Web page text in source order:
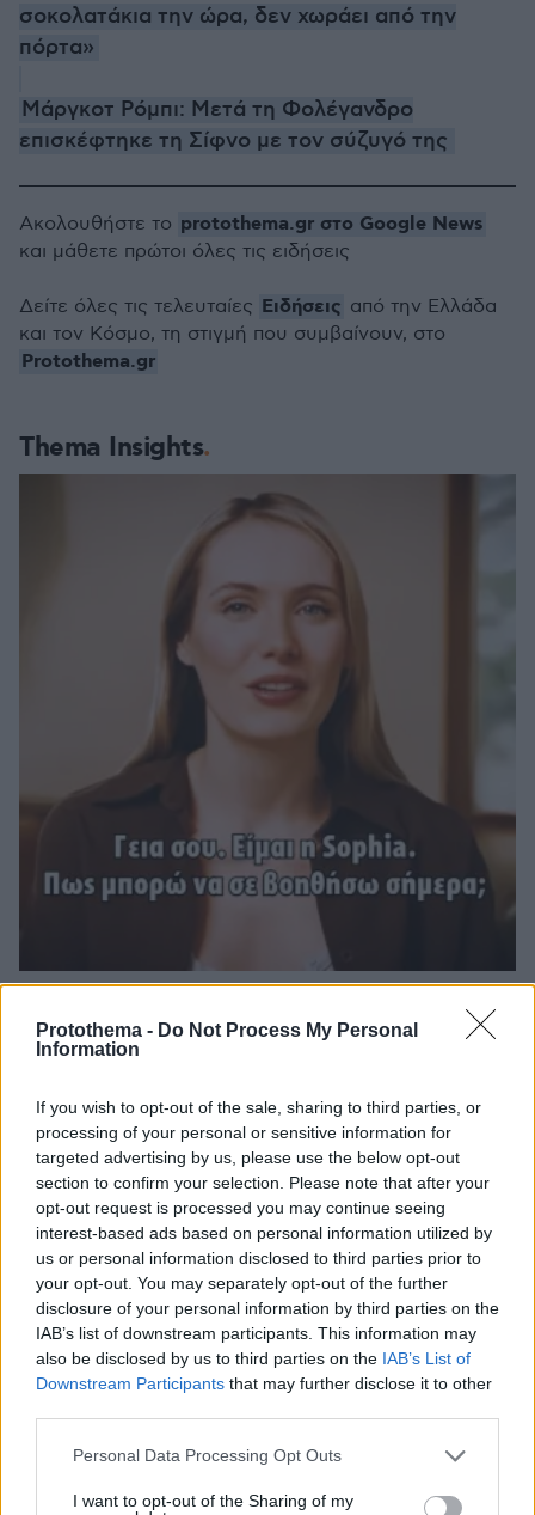
Protothema - Do Not Process My Personal
Information
If you wish to opt-out of the sale, sharing to third parties, or
processing of your personal or sensitive information for
targeted advertising by us, please use the below opt-out
section to confirm your selection. Please note that after your
opt-out request is processed you may continue seeing
interest-based ads based on personal information utilized by
us or personal information disclosed to third parties prior to
your opt-out. You may separately opt-out of the further
disclosure of your personal information by third parties on the
IAB’s list of downstream participants. This information may
also be disclosed by us to third parties on the IAB’s List of
Downstream Participants that may further disclose it to other
Please note that this website/app uses one or more Google
not limited to your visit or usage behaviour. You may click to
Personal Data Processing Opt Outs
I want to opt-out of the Sharing of my
σοκολατάκια την ώρα, δεν χωράει από την
πόρτα»
Μάργκοτ Ρόμπι: Μετά τη Φολέγανδρο
επισκέφτηκε τη Σίφνο με τον σύζυγό της
Thema Insights
Το DEI College παρουσιάζει τη Sophia. Την πρώτη 24/7
βοηθό AI που αλλάζει τον τρόπο με τον οποίο μαθαίνουν οι
φοιτητές
30.07.2026, 09:33
Η Smart φοιτητική κατοικία στην καρδιά της Αθήνας
03.08.2026, 10:56
Διασκεδάζουμε υπεύθυνα, επιστρέφουμε με ασφάλεια
29.07.2026, 09:39
Ακολουθήστε το protothema.gr στο Google News
και μάθετε πρώτοι όλες τις ειδήσεις
Δείτε όλες τις τελευταίες Ειδήσεις από την Ελλάδα
και τον Κόσμο, τη στιγμή που συμβαίνουν, στο
Protothema.gr
ΡΟΗ ΕΙΔΗΣΕΩΝ
Ειδήσεις Δημοφιλή Σχολιασμένα
Είμαι πια τόσο χορτασμένη, όντως αισθάνομαι ότι τα